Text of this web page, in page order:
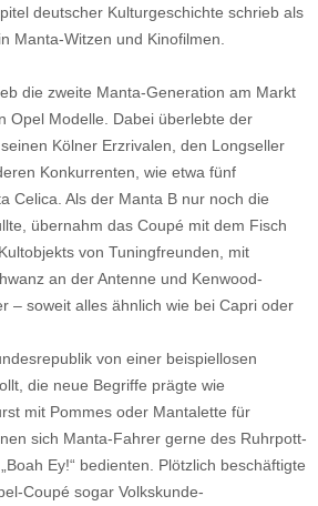
deutscher Kulturgeschichte schrieb als
Manta-Witzen und Kinofilmen.
die zweite Manta-Generation am Markt
Opel Modelle. Dabei überlebte der
Kölner Erzrivalen, den Longseller
Konkurrenten, wie etwa fünf
Celica. Als der Manta B nur noch die
übernahm das Coupé mit dem Fisch
von Tuningfreunden, mit
an der Antenne und Kenwood-
– soweit alles ähnlich wie bei Capri oder
von einer beispiellosen
die neue Begriffe prägte wie
mit Pommes oder Mantalette für
sich Manta-Fahrer gerne des Ruhrpott-
Ey!“ bedienten. Plötzlich beschäftigte
Coupé sogar Volkskunde-